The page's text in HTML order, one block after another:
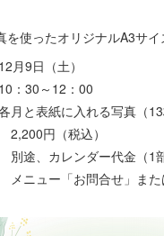
を使ったオリジナルA3サ
月9日（土）
：30～12：00
月と表紙に入れる写真（13
2,200円（税込）
別途、カレンダー代金（
メニュー「お問合せ」ま